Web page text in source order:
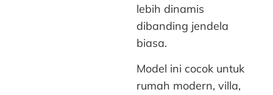
lebih dinamis
dibanding jendela
biasa.
Model ini cocok untuk
rumah modern, villa,